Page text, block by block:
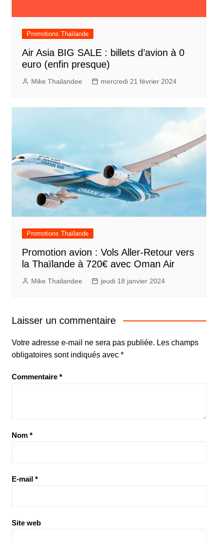
Promotions Thaïlande
Air Asia BIG SALE : billets d’avion à 0
euro (enfin presque)
Mike Thailandee mercredi 21 février 2024
Promotions Thaïlande
Promotion avion : Vols Aller-Retour vers
la Thaïlande à 720€ avec Oman Air
Mike Thailandee jeudi 18 janvier 2024
Laisser un commentaire
Votre adresse e-mail ne sera pas publiée. Les champs
obligatoires sont indiqués avec *
Commentaire *
Nom *
E-mail *
Site web